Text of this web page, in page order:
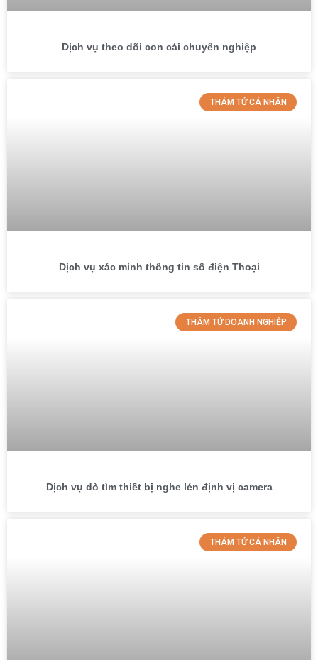
Dịch vụ theo dõi con cái chuyên nghiệp
THÁM TỬ CÁ NHÂN
Dịch vụ xác minh thông tin số điện Thoại
THÁM TỬ DOANH NGHIỆP
Dịch vụ dò tìm thiết bị nghe lén định vị camera
THÁM TỬ CÁ NHÂN